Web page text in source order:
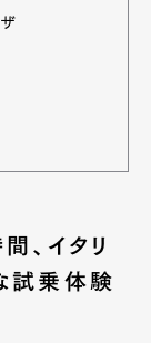
、イタリ
試乗体験